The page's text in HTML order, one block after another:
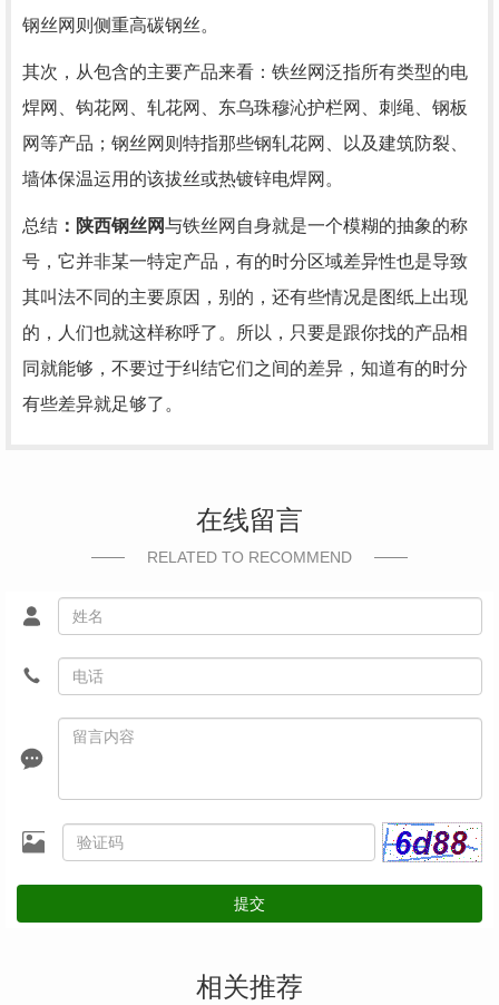
钢丝网则侧重高碳钢丝。
其次，从包含的主要产品来看：铁丝网泛指所有类型的电
焊网、钩花网、轧花网、东乌珠穆沁护栏网、刺绳、钢板
网等产品；钢丝网则特指那些钢轧花网、以及建筑防裂、
墙体保温运用的该拔丝或热镀锌电焊网。
总结 ：陕西钢丝网与铁丝网自身就是一个模糊的抽象的称
号，它并非某一特定产品，有的时分区域差异性也是导致
其叫法不同的主要原因，别的，还有些情况是图纸上出现
的，人们也就这样称呼了。所以，只要是跟你找的产品相
同就能够，不要过于纠结它们之间的差异，知道有的时分
有些差异就足够了。
在线留言
RELATED TO RECOMMEND
提交
相关推荐